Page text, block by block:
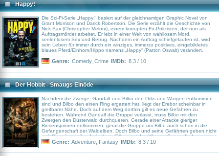
Happy!
Die Sci-Fi-Serie „Happy!“ basiert auf der gleichnamigen Graphic Novel von
Grant Morrison und Darick Robertson. Die Serie erzählt die Geschichte von
Nick Sax (Christopher Meloni), einem korrupten Ex-Polizisten, der nun als
Auftragsmörder arbeitet. Er lebt in einer Welt von wahllosem Mord,
seelenlosem Sex und Betrug. Nachdem ein Auftrag schiefgelaufen ist, wird
sein Leben für immer durch ein winziges, immerzu positives, eingebildetes
blaues Pferd/Einhorn/Hippo namens „Happy“ (Patton Oswalt) verändert.
Genre: Comedy, Crime IMDb: 8.3 / 10
Der Hobbit - Smaugs Einöde
Nachdem die Zwerge, Gandalf und Bilbo den Orks und Wargen entkommen
sind und Bilbo den einen Ring ergattert hat, liegt der Erebor scheinbar in
greifbarer Nähe. Doch auf dem Weg dorthin gilt es neue Gefahren zu
bestehen. Während Gandalf die Gruppe verlässt, muss Bilbo mit den
Zwergen den Düsterwald durchqueren. Gerade einer Attacke gieriger
Riesenspinnen entkommen, gerät die Gruppe um Bilbo auch schon in die
Gefangenschaft der Waldelben. Doch Bilbo und seine Gefährten geben nicht
auf. Sie müssen ihre Aufgabe erfüllen und den Weg zu Smaug finden.
Genre: Adventure Fantasy IMDb: 8.3 / 10